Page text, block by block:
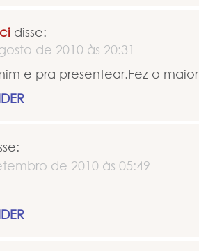
disse:
de 2010 às 20:31
e pra presentear.Fez o
de 2010 às 05:49